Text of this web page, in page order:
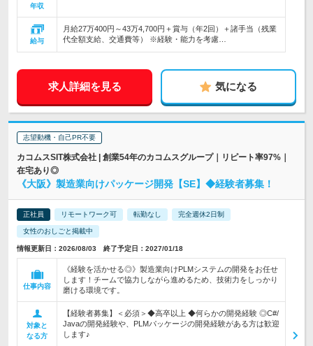
年収
給与
月給27万400円～43万4,700円＋賞与（年2回）＋諸手当（残業
代全額支給、交通費等） ※経験・能力を考慮…
求人詳細を見る 気になる
志望動機・自己PR不要
カコムスSIT株式会社 | 創業54年のカコムスグループ｜リピート率97%｜
在宅あり◎
《大阪》製造業向けパッケージ開発【SE】◆経験者募集！
正社員 リモートワーク可 転勤なし 完全週休2日制
女性のおしごと掲載中
情報更新日：2026/08/03 終了予定日：2027/01/18
仕事内容
《経験を活かせる◎》製造業向けPLMシステムの開発をお任せ
します！チームで協力しながら進めるため、技術力をしっかり
磨ける環境です。
対象と
なる方
【経験者募集】＜必須＞◆高卒以上 ◆何らかの開発経験 ◎C#/
Javaの開発経験や、PLMパッケージの開発経験がある方は歓迎
します♪